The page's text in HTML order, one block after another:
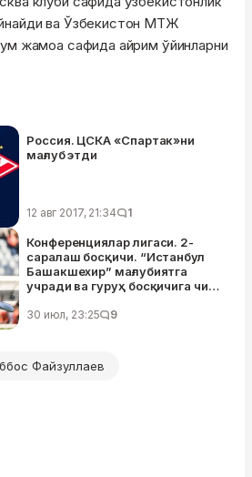
ва Ўзбекистон МТЖ
жамоа сафида айрим ўйинларни
Россия. ЦСКА «Спартак»ни
мағлуб этди
12 авг 2017, 21:34 1
Конференциялар лигаси. 2-
саралаш босқичи. “Истанбул
Башакшехир” мағлубиятга
учради ва гуруҳ босқичига чиқа
30 июл, 23:25 9
Файзуллаев